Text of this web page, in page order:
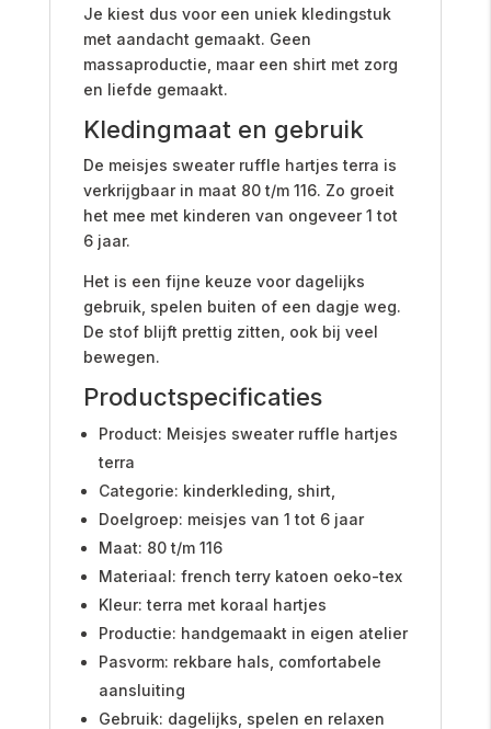
Je kiest dus voor een uniek kledingstuk
met aandacht gemaakt. Geen
massaproductie, maar een shirt met zorg
en liefde gemaakt.
Kledingmaat en gebruik
De meisjes sweater ruffle hartjes terra is
verkrijgbaar in maat 80 t/m 116. Zo groeit
het mee met kinderen van ongeveer 1 tot
6 jaar.
Het is een fijne keuze voor dagelijks
gebruik, spelen buiten of een dagje weg.
De stof blijft prettig zitten, ook bij veel
bewegen.
Productspecificaties
Product: Meisjes sweater ruffle hartjes
terra
Categorie: kinderkleding, shirt,
Doelgroep: meisjes van 1 tot 6 jaar
Maat: 80 t/m 116
Materiaal: french terry katoen oeko-tex
Kleur: terra met koraal hartjes
Productie: handgemaakt in eigen atelier
Pasvorm: rekbare hals, comfortabele
aansluiting
Gebruik: dagelijks, spelen en relaxen